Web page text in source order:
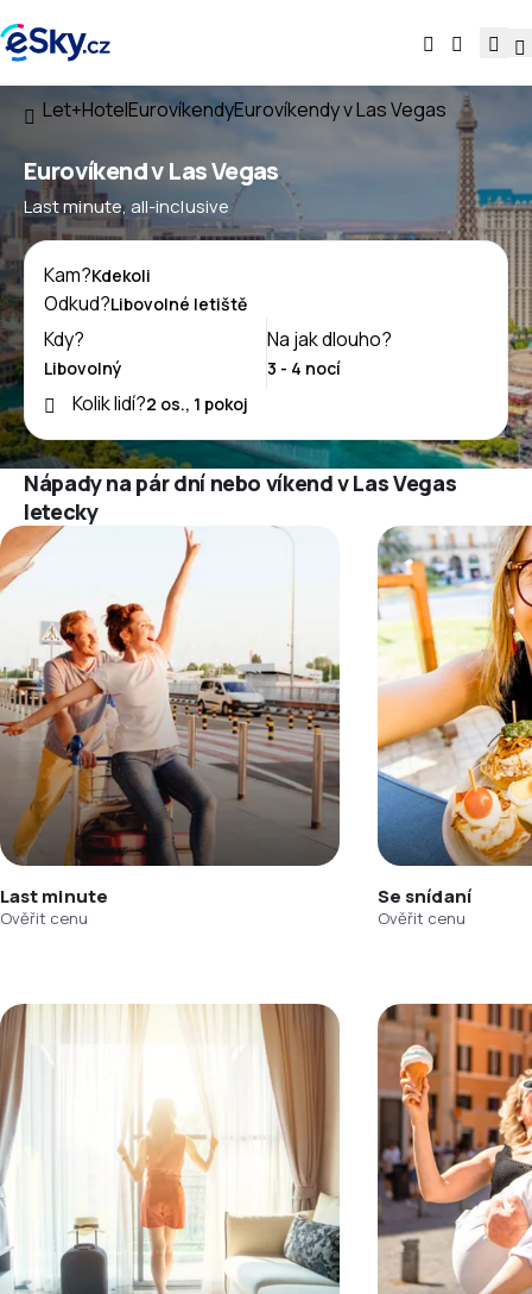
Let+HotelEurovíkendyEurovíkendy v Las Vegas
Eurovíkend v Las Vegas
Last minute, all-inclusive
Kam?
Odkud?
Kdy?
Na jak dlouho?
Kolik lidí?
Nápady na pár dní nebo víkend v Las Vegas
letecky
Last minute
Ověřit cenu
Se snídaní
Ověřit cenu